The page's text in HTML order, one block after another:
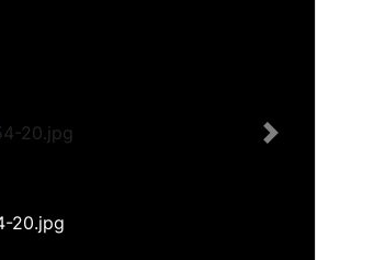
20.jpg
Next